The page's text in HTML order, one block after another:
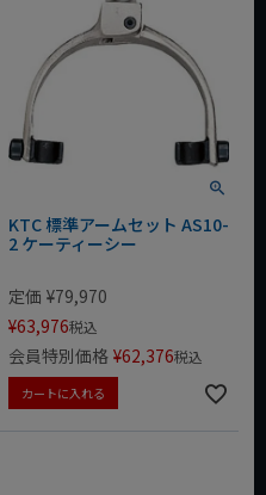
KTC 標準アームセット AS10-
2 ケーティーシー
定価 ¥79,970
¥63,976税込
会員特別価格 ¥62,376税込
カートに入れる